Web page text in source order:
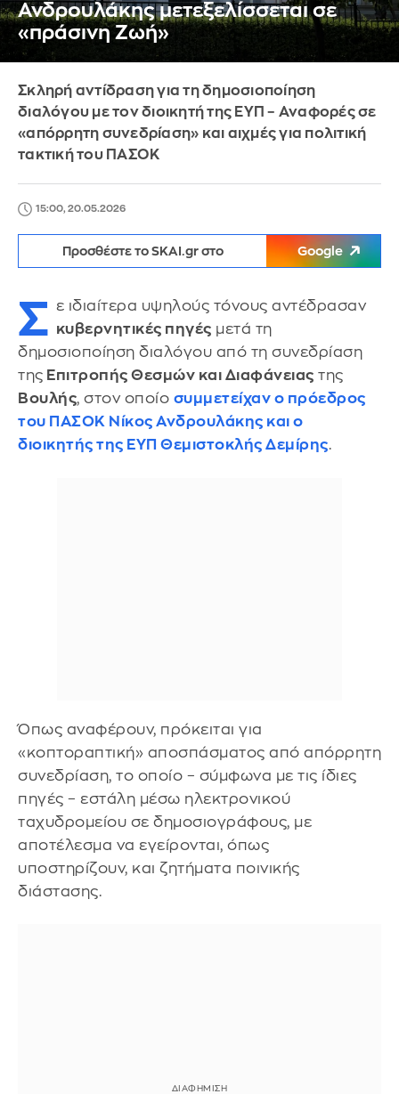
Ανδρουλάκης μετεξελίσσεται σε
«πράσινη Ζωή»
Σκληρή αντίδραση για τη δημοσιοποίηση
διαλόγου με τον διοικητή της ΕΥΠ – Αναφορές σε
«απόρρητη συνεδρίαση» και αιχμές για πολιτική
τακτική του ΠΑΣΟΚ
15:00, 20.05.2026
Προσθέστε το SKAI.gr στο Google
Σ ε ιδιαίτερα υψηλούς τόνους αντέδρασαν
κυβερνητικές πηγές μετά τη
δημοσιοποίηση διαλόγου από τη συνεδρίαση
της Επιτροπής Θεσμών και Διαφάνειας της
Βουλής, στον οποίο συμμετείχαν ο πρόεδρος
του ΠΑΣΟΚ Νίκος Ανδρουλάκης και ο
διοικητής της ΕΥΠ Θεμιστοκλής Δεμίρης.
Όπως αναφέρουν, πρόκειται για
«κοπτοραπτική» αποσπάσματος από απόρρητη
συνεδρίαση, το οποίο – σύμφωνα με τις ίδιες
πηγές – εστάλη μέσω ηλεκτρονικού
ταχυδρομείου σε δημοσιογράφους, με
αποτέλεσμα να εγείρονται, όπως
υποστηρίζουν, και ζητήματα ποινικής
διάστασης.